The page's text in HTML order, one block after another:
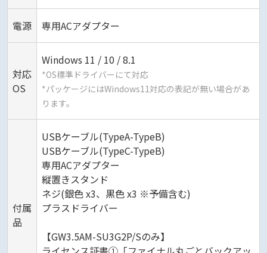
電源 専用ACアダプター
対応
OS
Windows 11 / 10 / 8.1
*OS標準ドライバーにて対応
*パッケージにはWindows11対応の表記が無い場合があ
ります。
付属
品
USBケーブル(TypeA-TypeB)
USBケーブル(TypeC-TypeB)
専用ACアダプター
縦置きスタンド
ネジ(銀色 x3、黒色 x3 ※予備含む)
プラスドライバー
【GW3.5AM-SU3G2P/Sのみ】